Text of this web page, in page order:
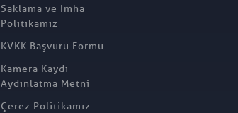
Saklama ve İmha
Politikamız
KVKK Başvuru Formu
Kamera Kaydı
Aydınlatma Metni
Çerez Politikamız